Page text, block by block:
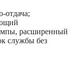
отдача;
расширенный
службы без